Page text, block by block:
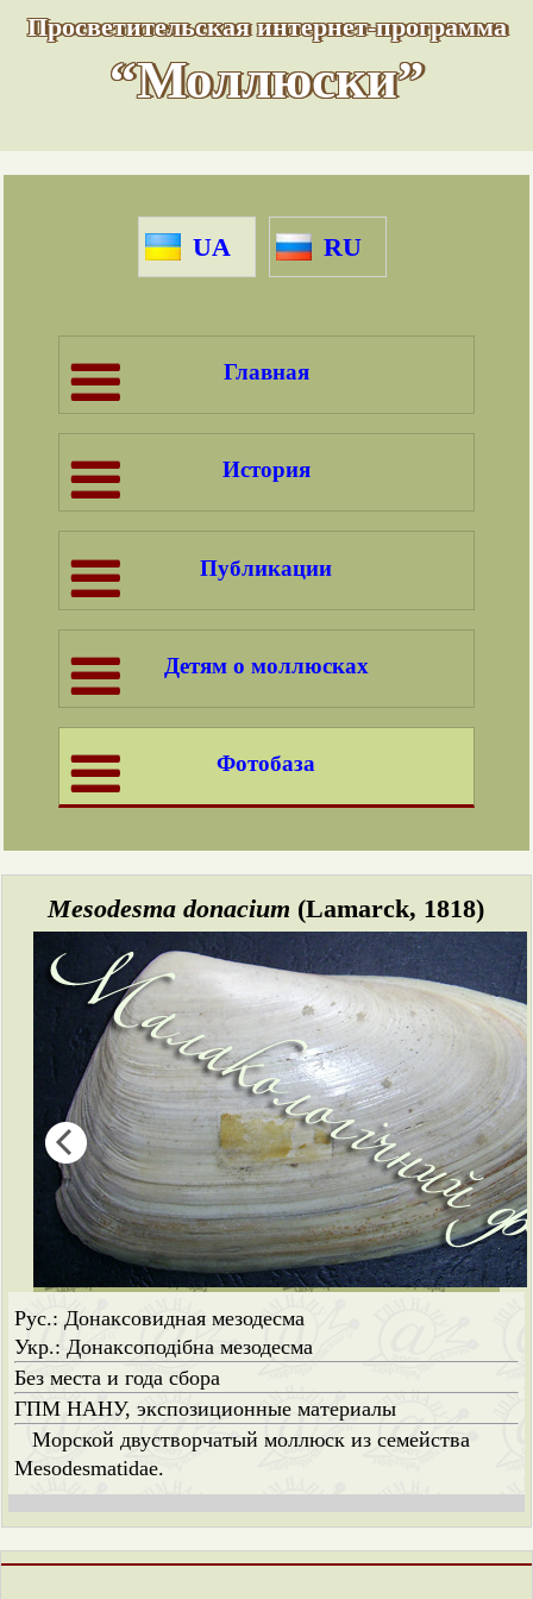
Просветительская интернет-программа
“Моллюски”
UA RU
Главная
История
Публикации
Детям о моллюсках
Фотобаза
Mesodesma donacium (Lamarck, 1818)
Рус.: Донаксовидная мезодесма
Укр.: Донаксоподібна мезодесма
Без места и года сбора
ГПМ НАНУ, экспозиционные материалы
Морской двустворчатый моллюск из семейства
Mesodesmatidae.